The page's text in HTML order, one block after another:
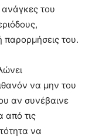
ανάγκες του
παρορμήσεις του.
να μην του
αν συνέβαινε
από τις
να